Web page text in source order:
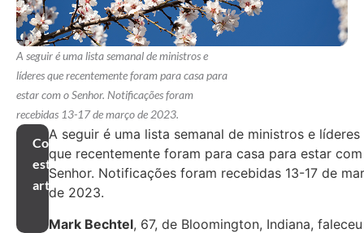
A seguir é uma lista semanal de ministros e
líderes que recentemente foram para casa para
estar com o Senhor. Notificações foram
recebidas 13-17 de março de 2023.
Compartilhar
este
artigo
A seguir é uma lista semanal de ministros e líderes
que recentemente foram para casa para estar
Senhor. Notificações foram recebidas 13-17 de
de 2023.
Mark Bechtel, 67, de Bloomington, Indiana,